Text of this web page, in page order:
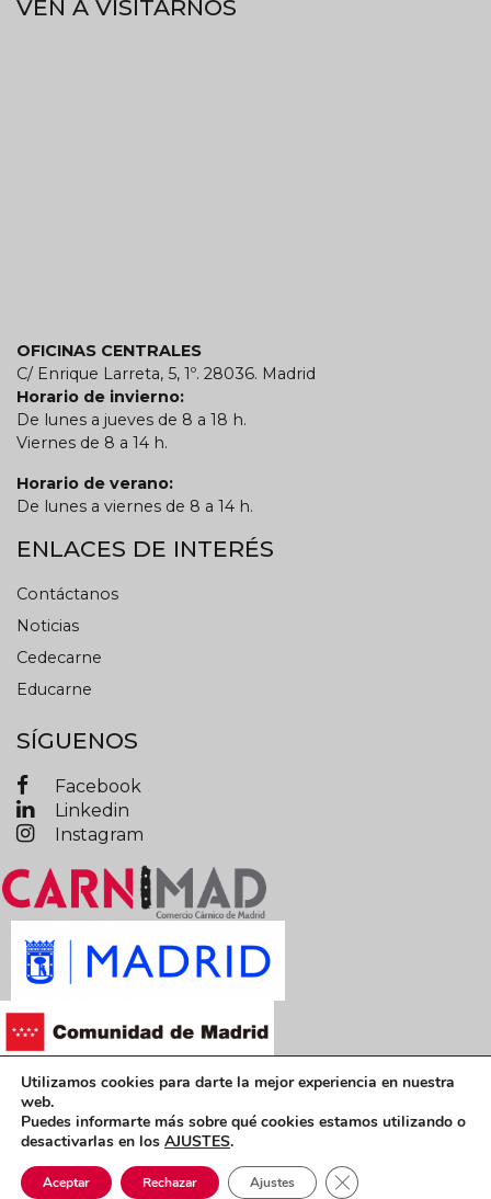
VEN A VISITARNOS
OFICINAS CENTRALES
C/ Enrique Larreta, 5, 1º. 28036. Madrid
Horario de invierno:
De lunes a jueves de 8 a 18 h.
Viernes de 8 a 14 h.
Horario de verano:
De lunes a viernes de 8 a 14 h.
ENLACES DE INTERÉS
Contáctanos
Noticias
Cedecarne
Educarne
SÍGUENOS
Facebook
Linkedin
Instagram
Términos y condiciones legales
Política de privacidad Política de cookies
CARNIMAD © 2019 Todos los derechos reservados
Utilizamos cookies para darte la mejor experiencia en nuestra
web.
Puedes informarte más sobre qué cookies estamos utilizando o
desactivarlas en los AJUSTES.
Aceptar Rechazar Ajustes Cerrar el banner de